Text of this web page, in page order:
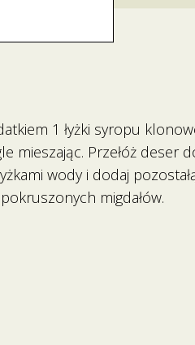
1 łyżki syropu
mieszając. Przełóż deser
wody i dodaj
migdałów.